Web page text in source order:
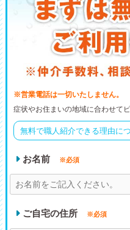
※営業電話は一切いたしません。
症状やお住まいの地域に合わせて
無料で職人紹介できる理由に
お名前 ※必須
ご自宅の住所 ※必須